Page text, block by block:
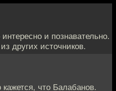
и познавательно.
других источников.
что Балабанов.